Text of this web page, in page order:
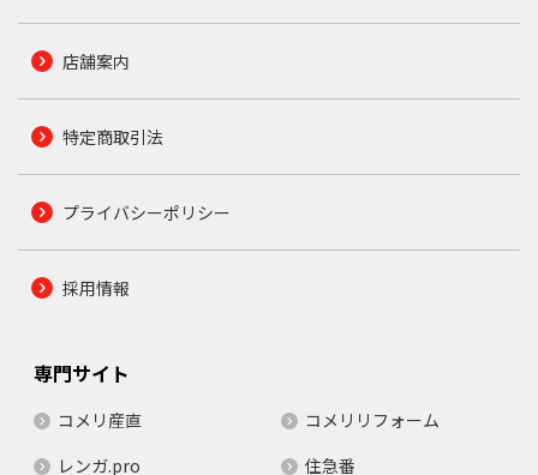
店舗案内
特定商取引法
プライバシーポリシー
採用情報
専門サイト
コメリ産直
コメリリフォーム
レンガ.pro
住急番